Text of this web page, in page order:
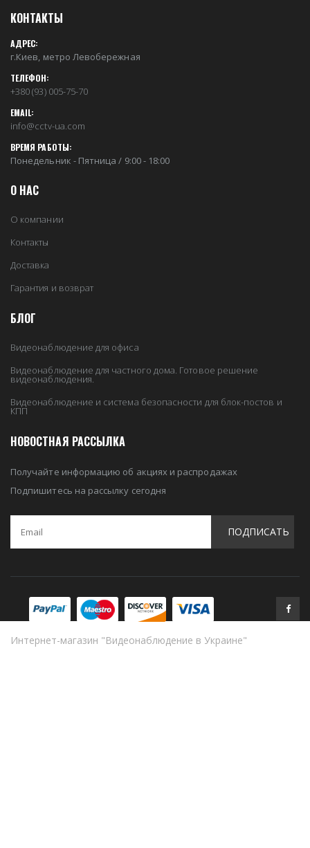
КОНТАКТЫ
АДРЕС:
г.Киев, метро Левобережная
ТЕЛЕФОН:
+380 (93) 005-75-70
EMAIL:
info@cctv-ua.com
ВРЕМЯ РАБОТЫ:
Понедельник - Пятница / 9:00 - 18:00
О НАС
О компании
Контакты
Доставка
Гарантия и возврат
БЛОГ
Видеонаблюдение для офиса
Видеонаблюдение для частного дома. Готовое решение
видеонаблюдения.
Видеонаблюдение и система безопасности для блок-постов и
КПП
НОВОСТНАЯ РАССЫЛКА
Получайте информацию об акциях и распродажах
Подпишитесь на рассылку сегодня
ПОДПИСАТЬ
Интернет-магазин "Видеонаблюдение в Украине"